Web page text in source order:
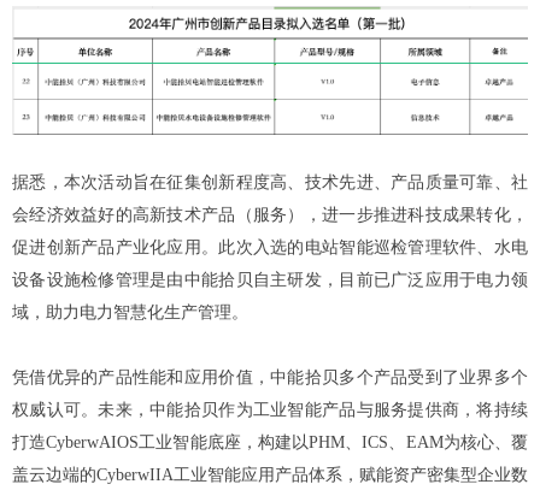
据悉，本次活动旨在征集创新程度高、技术先进、产品质量可靠、社
会经济效益好的高新技术产品（服务），进一步推进科技成果转化，
促进创新产品产业化应用。此次入选的电站智能巡检管理软件、水电
设备设施检修管理是由中能拾贝 自主研发， 目前已广泛应用于电力领
域 ， 助力电力智慧化生产管理。
凭借优异的产品性能和应用价值，中能拾贝多个产品受到了 业界多个
权威认可。未来，中能拾贝作为工业智能产品与服务提供商，将持续
打造CyberwAIOS工业智能底座，构建以PHM、ICS、EAM为核心、覆
盖云边端的CyberwIIA工业智能应用产品体系，赋能资产密集型企业数